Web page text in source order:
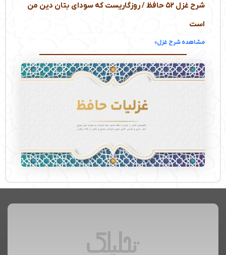
شرح غزل ۵۲ حافظ / روزگاریست که سودای بتان دین من
است
مشاهده شرح غزل»